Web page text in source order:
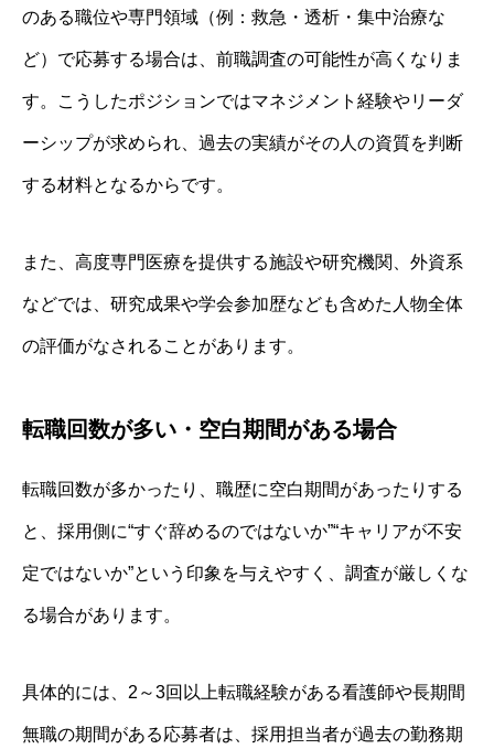
のある職位や専門領域（例：救急・透析・集中治療な
ど）で応募する場合は、前職調査の可能性が高くなりま
す。こうしたポジションではマネジメント経験やリーダ
ーシップが求められ、過去の実績がその人の資質を判断
する材料となるからです。
また、高度専門医療を提供する施設や研究機関、外資系
などでは、研究成果や学会参加歴なども含めた人物全体
の評価がなされることがあります。
転職回数が多い・空白期間がある場合
転職回数が多かったり、職歴に空白期間があったりする
と、採用側に“すぐ辞めるのではないか”“キャリアが不安
定ではないか”という印象を与えやすく、調査が厳しくな
る場合があります。
具体的には、2～3回以上転職経験がある看護師や長期間
無職の期間がある応募者は、採用担当者が過去の勤務期